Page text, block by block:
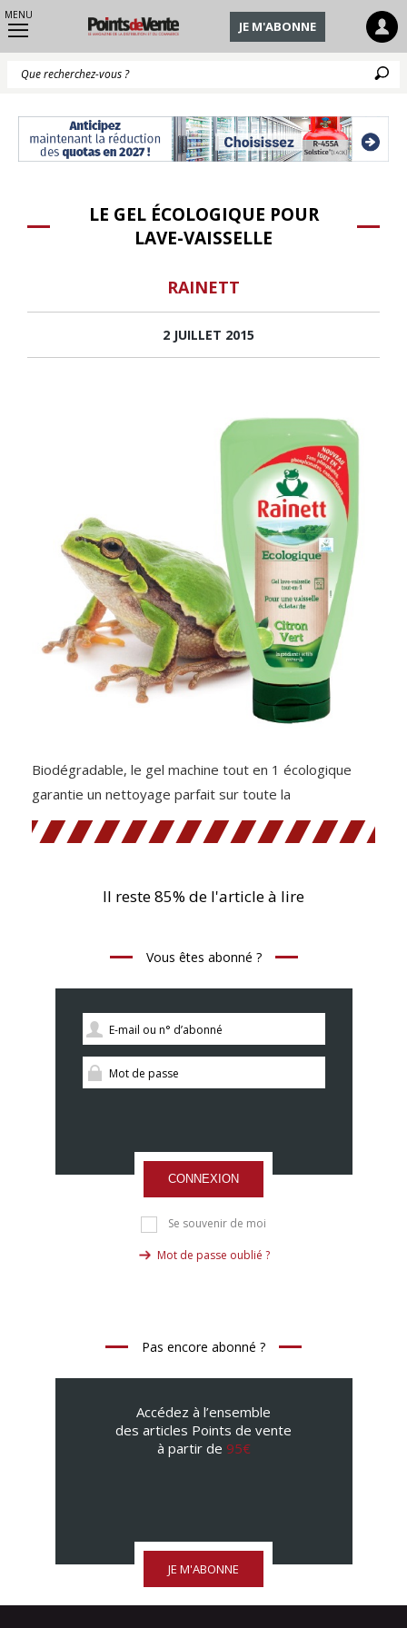
MENU
JE M'ABONNE
LE GEL ÉCOLOGIQUE POUR
LAVE-VAISSELLE
RAINETT
2 JUILLET 2015
Biodégradable, le gel machine tout en 1 écologique
garantie un nettoyage parfait sur toute la
Il reste 85% de l'article à lire
Vous êtes abonné ?
CONNEXION
Se souvenir de moi
Mot de passe oublié ?
Pas encore abonné ?
Accédez à l’ensemble
des articles Points de vente
à partir de 95€
JE M'ABONNE